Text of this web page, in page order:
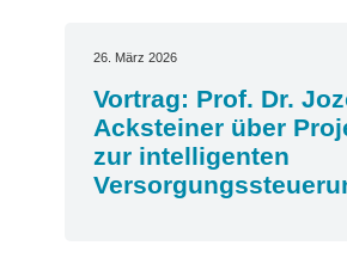
26. März 2026
Vortrag: Prof. Dr.
Acksteiner über
zur intelligenten